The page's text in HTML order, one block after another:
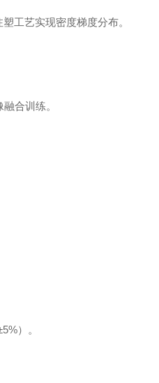
工艺实现密度梯度分布。
合训练。
）。